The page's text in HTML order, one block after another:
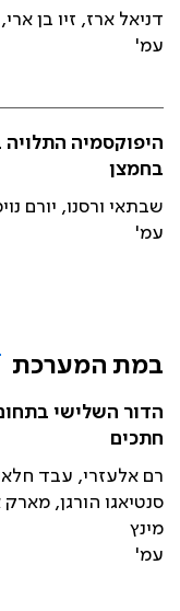
דניאל ארז, זיו בן
עמ'
היפוקסמיה התלויה
בחמצן
שבתאי ורסנו, יורם
עמ'
במת המערכת
הדור השלישי
חתכים
רם אלעזרי, עבד
סנטיאגו הורגן,
מינץ
עמ'